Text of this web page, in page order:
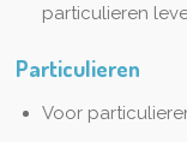
particulieren
Particulieren
Voor